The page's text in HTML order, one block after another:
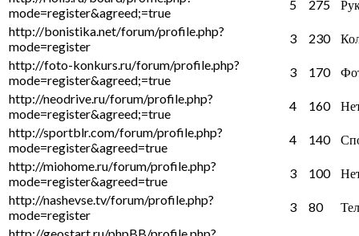
mode=register&agreed;=true
5 275
http://bonistika.net/forum/profile.php?
mode=register
3 230
http://foto-konkurs.ru/forum/profile.php?
mode=register&agreed;=true
3 170
http://neodrive.ru/forum/profile.php?
mode=register&agreed;=true
4 160
http://sportblr.com/forum/profile.php?
mode=register&agreed=true
4 140
http://miohome.ru/forum/profile.php?
mode=register&agreed=true
3 100
http://nashevse.tv/forum/profile.php?
mode=register
3 80
http://geostart.ru/phpBB/profile.php?